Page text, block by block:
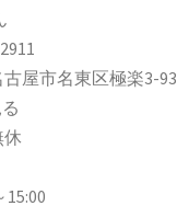
屋市名東区極楽3-93